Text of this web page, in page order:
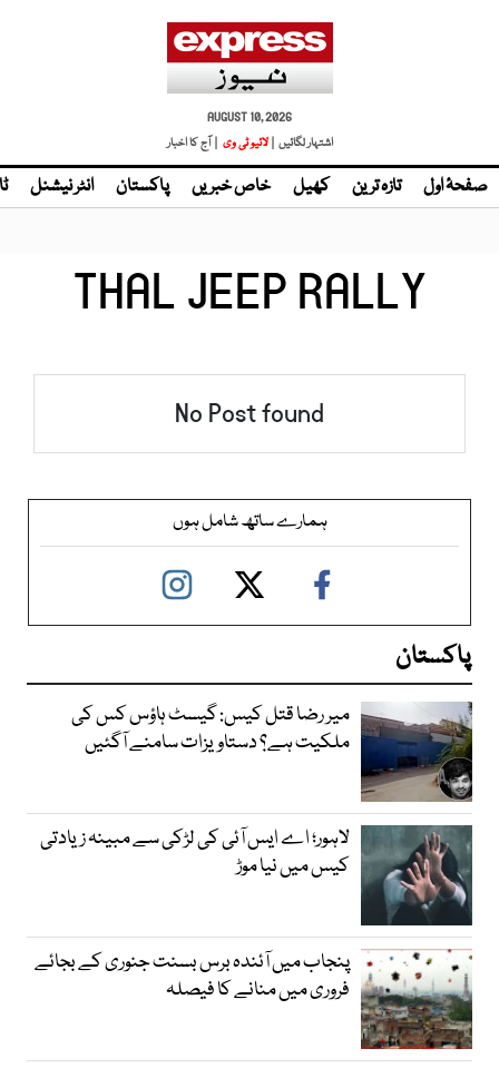
AUGUST 10, 2026
اشتہار لگائیں |
| آج کا اخبار
صفحۂ اول تازہ ترین کھیل خاص خبریں پاکستان انٹر نیشنل
THAL JEEP RALLY
No Post found
ہمارے ساتھ شامل ہوں
پاکستان
میر رضا قتل کیس: گیسٹ ہاؤس کس کی
ملکیت ہے؟ دستاویزات سامنے آگئیں
لاہور؛ اے ایس آئی کی لڑکی سے مبینہ زیادتی
کیس میں نیا موڑ
پنجاب میں آئندہ برس بسنت جنوری کے بجائے
فروری میں منانے کا فیصلہ